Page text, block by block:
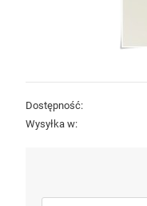
Dostępność:
Wysyłka w: